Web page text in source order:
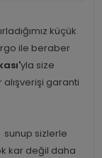
küçük
ile beraber
yla size
garanti
sizlerle
kar değil daha